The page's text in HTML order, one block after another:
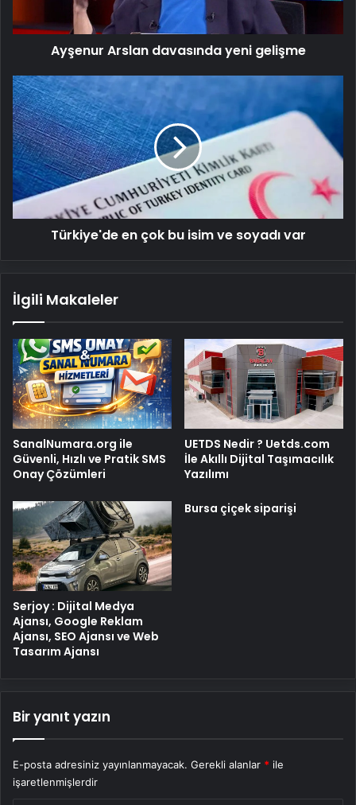
Ayşenur Arslan davasında yeni gelişme
Türkiye'de
en
çok
bu
isim
ve
soyadı
var
Türkiye'de en çok bu isim ve soyadı var
İlgili Makaleler
SanalNumara.org ile
Güvenli, Hızlı ve Pratik SMS
Onay Çözümleri
UETDS Nedir ? Uetds.com
İle Akıllı Dijital Taşımacılık
Yazılımı
Serjoy : Dijital Medya
Ajansı, Google Reklam
Ajansı, SEO Ajansı ve Web
Tasarım Ajansı
Bursa çiçek siparişi
Bir yanıt yazın
E-posta adresiniz yayınlanmayacak. Gerekli alanlar * ile
işaretlenmişlerdir